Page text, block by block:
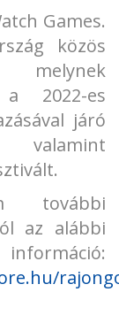
Games.
közös
melynek
a 2022-es
járó
valamint
további
az alábbi